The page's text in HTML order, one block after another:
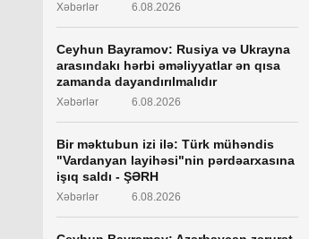
Xəbərlər 6.08.2026
Ceyhun Bayramov: Rusiya və Ukrayna
arasındakı hərbi əməliyyatlar ən qısa
zamanda dayandırılmalıdır
Xəbərlər 6.08.2026
Bir məktubun izi ilə: Türk mühəndis
"Vardanyan layihəsi"nin pərdəarxasına
işıq saldı - ŞƏRH
Xəbərlər 6.08.2026